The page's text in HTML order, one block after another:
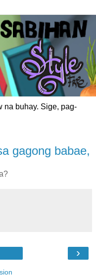
na buhay. Sige, pag-
gagong babae,
›